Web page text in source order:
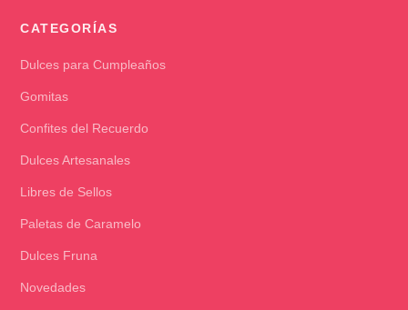
CATEGORÍAS
Dulces para Cumpleaños
Gomitas
Confites del Recuerdo
Dulces Artesanales
Libres de Sellos
Paletas de Caramelo
Dulces Fruna
Novedades